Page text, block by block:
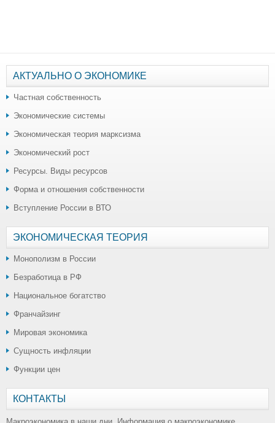
АКТУАЛЬНО О ЭКОНОМИКЕ
Частная собственность
Экономические системы
Экономическая теория марксизма
Экономический рост
Ресурсы. Виды ресурсов
Форма и отношения собственности
Вступление России в ВТО
ЭКОНОМИЧЕСКАЯ ТЕОРИЯ
Монополизм в России
Безработица в РФ
Национальное богатство
Франчайзинг
Мировая экономика
Сущность инфляции
Функции цен
КОНТАКТЫ